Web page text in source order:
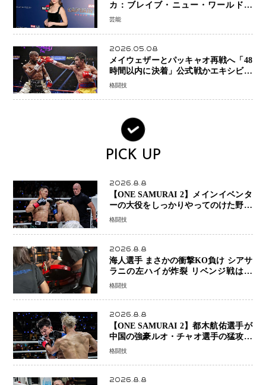
カ：ブレイブ・ニュー・ワールド』
新ブラック・ウィドウ役のシラ・ハー
芸能
2026.05.08
メイウェザーとパッキャオ再戦へ「48
時間以内に決着」公式戦かエキシビシ
ョンか混迷続く
格闘技
PICK UP
2026.8.8
【ONE SAMURAI 2】メインイベンタ
ーの大役をしっかりやってのけた野杁
正明が衝撃のリベンジ！ リウ・メン
ーで完全決着
格闘技
2026.8.8
海人選手 まさかの衝撃KO負け シアサ
ラニの左ハイが炸裂 リベンジ戦は一
瞬で決着
格闘技
2026.8.8
【ONE SAMURAI 2】都木航佑選手が
中国の強豪ルオ・チャオ選手の猛攻を
受けながらも的確な攻撃で応戦 最後
格闘技
2026.8.8